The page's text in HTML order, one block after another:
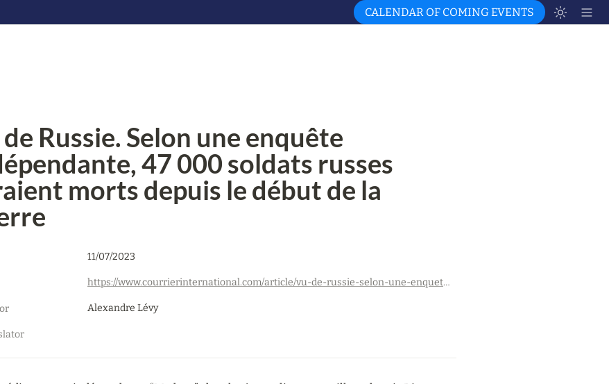
CALENDAR OF COMING EVENTS
Russie. Selon une enquête
47 000 soldats russes
morts depuis le début de la
11/07/2023
https://www.courrierinternational.com/article/vu-de-russie-selon-une-enquete-independante-47-000-soldats-russes-seraient-morts-depuis-le-debut-de-la-guerre
Alexandre Lévy